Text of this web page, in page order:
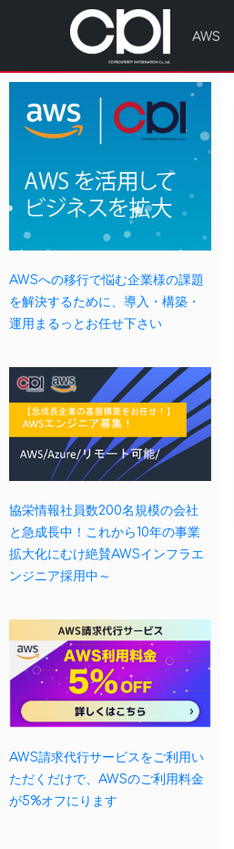
AWS
AWSへの移行で悩む企業様の課題
を解決するために、導入・構築・
運用まるっとお任せ下さい
協栄情報社員数200名規模の会社
と急成長中！これから10年の事業
拡大化にむけ絶賛AWSインフラエ
ンジニア採用中～
AWS請求代行サービスをご利用い
ただくだけで、AWSのご利用料金
が5%オフにります